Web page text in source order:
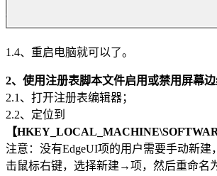
1.4、重启电脑就可以了。
2、使用注册表脚本文件启用或禁用屏幕边
2.1、打开注册表编辑器；
2.2、定位到
【
注意：没有EdgeUI项的用户需要手动新建
击鼠标右键，选择新建→项，然后重命名